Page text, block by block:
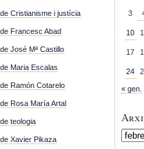
Cristianisme i justícia
Francesc Abad
José Mª Castillo
Maria Escalas
Ramón Cotarelo
Rosa María Artal
teologia
Xavier Pikaza
3
10
17
24
« gen.
Arxiu